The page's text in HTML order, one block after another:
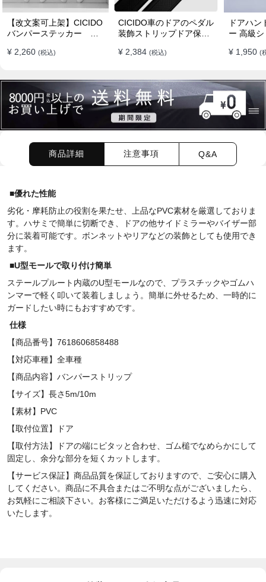
【改文案可上架】CICIDO
バンパーステッカー ド
テクター 耐スクラッチ シ
¥ 2,260 (税込)
CICIDO車のドアのペダル
装飾ストリップドア保護
¥ 2,384 (税込)
ドアハン
ー 高級
止 全車種
¥ 1,950 (
商品詳細 注意事項 Q&A
■優れた性能
劣化・摩耗防止の役割を果たせ、上品なPVC素材を厳選しておりま
す。ハサミで簡単に切断でき、ドアの他サイドミラーやバイザー部
分に装着可能です。ボンネットやリアなどの装飾としても使用でき
ます。
■U型モールで取り付け簡単
ステールプルート内蔵のU型モールなので、プラスチックやゴムハ
ンマーで軽く叩いて装着しましょう。簡単に外せるため、一時的に
ガードしたい時にもおすすめです。
仕様
【商品番号】7618606858488
【対応車種】全車種
【商品内容】バンパーストリップ
【サイズ】長さ5m/10m
【素材】PVC
【取付位置】ドア
【取付方法】ドアの端にピタッと合わせ、ゴム槌でなめらかにして
固定し、余分な部分を短くカットします。
【サービス保証】商品品質を保証しておりますので、ご安心に購入
してください。商品に不具合またはご不明な点がございましたら、
お気軽にご相談下さい。お客様にご満足いただけるよう迅速に対応
いたします。